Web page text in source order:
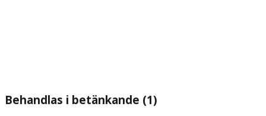
Behandlas i betänkande (1)